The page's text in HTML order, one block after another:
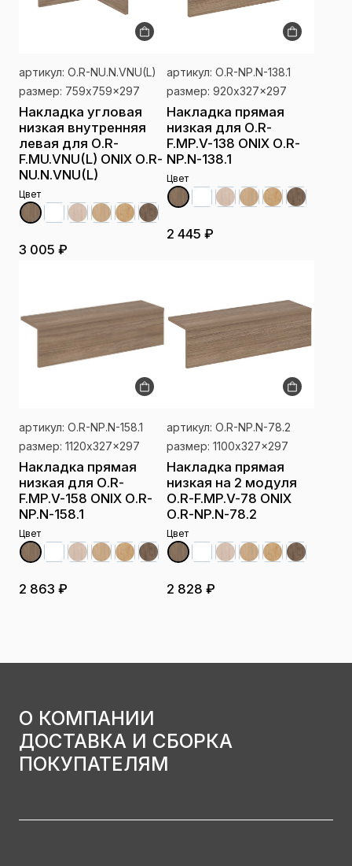
артикул: О.R-NU.N.VNU(L)
размер: 759x759x297
Накладка угловая
низкая внутренняя
левая для О.R-
F.MU.VNU(L) ONIX О.R-
NU.N.VNU(L)
Цвет
3 005 ₽
артикул: О.R-NP.N-138.1
размер: 920x327x297
Накладка прямая
низкая для О.R-
F.MP.V-138 ONIX О.R-
NP.N-138.1
Цвет
2 445 ₽
артикул: О.R-NP.N-158.1
размер: 1120x327x297
Накладка прямая
низкая для О.R-
F.MP.V-158 ONIX О.R-
NP.N-158.1
Цвет
2 863 ₽
артикул: О.R-NP.N-78.2
размер: 1100x327x297
Накладка прямая
низкая на 2 модуля
О.R-F.MP.V-78 ONIX
О.R-NP.N-78.2
Цвет
2 828 ₽
О КОМПАНИИ
ДОСТАВКА И СБОРКА
ПОКУПАТЕЛЯМ